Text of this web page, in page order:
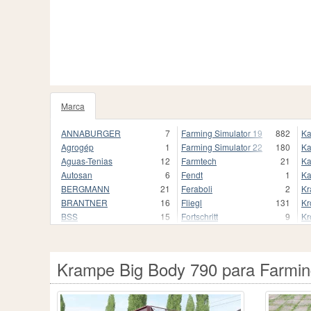
Marca
92
ANNABURGER
7
Agrogép
1
Aguas-Tenias
12
Autosan
6
BERGMANN
21
BRANTNER
16
BSS
15
Brimont
3
Broughan
6
BsM
3
Farming Simulator 19
882
Farming Simulator 22
180
Farmtech
21
Fendt
1
Feraboli
2
Fliegl
131
Fortschritt
9
Fuhrmann
3
Galucho
1
Gilibert
3
Krampe Big Body 790 para